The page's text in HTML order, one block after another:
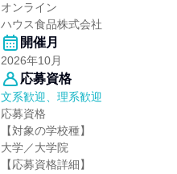
オンライン
ハウス食品株式会社
開催月
2026年10月
応募資格
文系歓迎、理系歓迎
応募資格
【対象の学校種】
大学／大学院
【応募資格詳細】